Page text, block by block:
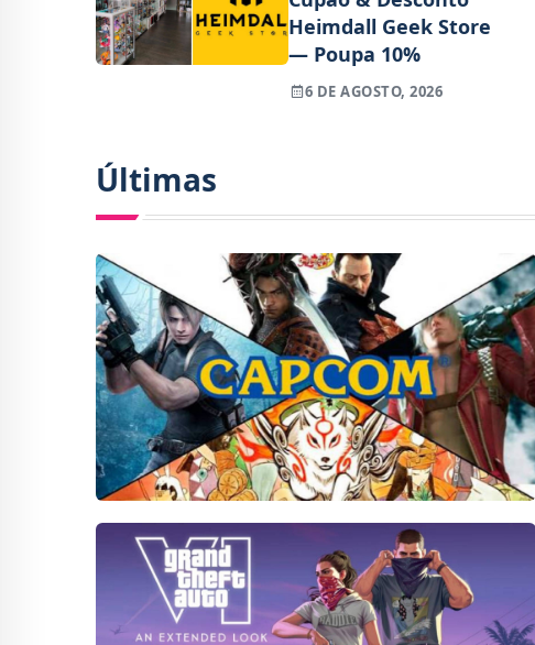
Heimdall Geek Store
— Poupa 10%
6 DE AGOSTO, 2026
Últimas